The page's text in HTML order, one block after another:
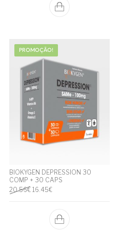
PROMOÇÃO!
BIOKYGEN DEPRESSION 30
COMP + 30 CAPS
20.56€ O preço original era: 20.56€.
16.45€O preço atual é: 16.45€.